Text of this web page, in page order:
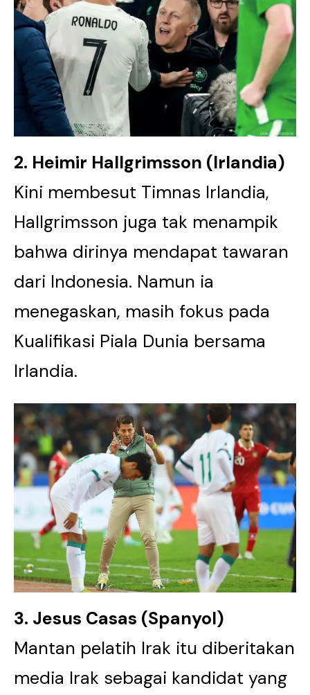
2. Heimir Hallgrimsson (Irlandia)
Kini membesut Timnas Irlandia,
Hallgrimsson juga tak menampik
bahwa dirinya mendapat tawaran
dari Indonesia. Namun ia
menegaskan, masih fokus pada
Kualifikasi Piala Dunia bersama
Irlandia.
3. Jesus Casas (Spanyol)
Mantan pelatih Irak itu diberitakan
media Irak sebagai kandidat yang